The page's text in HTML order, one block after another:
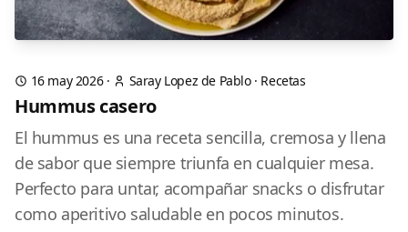
16 may 2026· Saray Lopez de Pablo· Recetas
Hummus casero
El hummus es una receta sencilla, cremosa y llena
de sabor que siempre triunfa en cualquier mesa.
Perfecto para untar, acompañar snacks o disfrutar
como aperitivo saludable en pocos minutos.